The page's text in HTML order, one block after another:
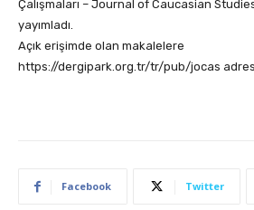
Çalışmaları – Journal of Caucasian Studies
yayımladı.
Açık erişimde olan makalelere
https://dergipark.org.tr/tr/pub/jocas
Facebook Twitter